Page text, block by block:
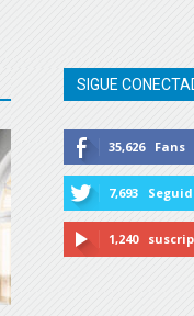
SIGUE
35,626 Fans
7,693
1,240